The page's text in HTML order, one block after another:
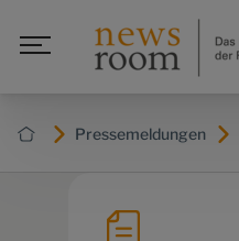
Pressemeldungen